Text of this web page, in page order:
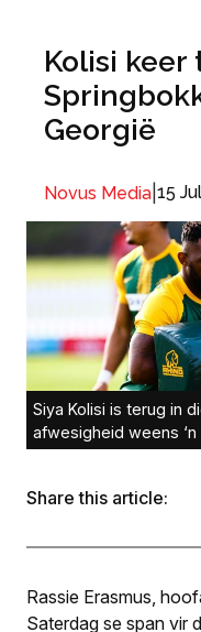
Kolisi keer
Georgië
Novus Media 15
Siya Kolisi is terug in
afwesigheid weens ‘n
Share this article:
Rassie Erasmus,
Saterdag se span vir